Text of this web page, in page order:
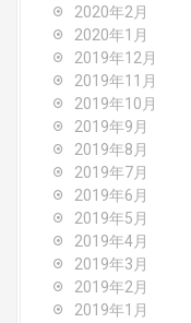
2020年2月
2020年1月
2019年12月
2019年11月
2019年10月
2019年9月
2019年8月
2019年7月
2019年6月
2019年5月
2019年4月
2019年3月
2019年2月
2019年1月